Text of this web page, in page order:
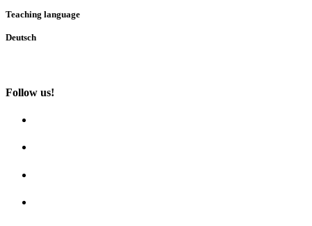
Teaching language
Deutsch
Follow us!